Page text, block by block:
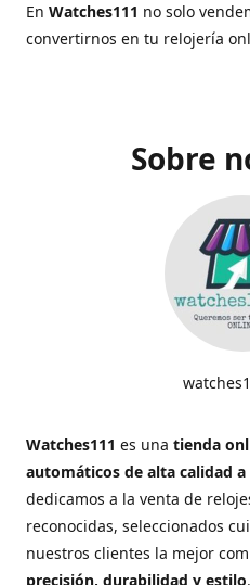
En Watches111 no solo
convertirnos en tu relojería
Sobre
Watches111 es una tienda
automáticos de alta calidad a
dedicamos a la venta de
reconocidas, seleccionados
nuestros clientes la mejor
precisión, durabilidad y estilo.